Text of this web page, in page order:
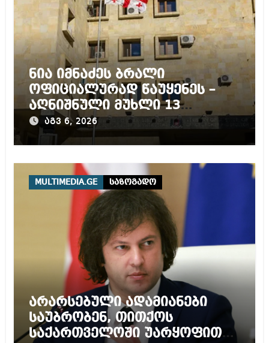
ნია იმნაძეს ბრალი
ოფიციალურად წაუყენეს –
აღნიშნული მუხლი 13
წლამდე პატიმრობას
ითვალისწინებს
აგვ 6, 2026
MULTIMEDIA.GE საზოგადო
არარსებული ადამიანები
საუბრობენ, თითქოს
საქართველოში უარყოფითი